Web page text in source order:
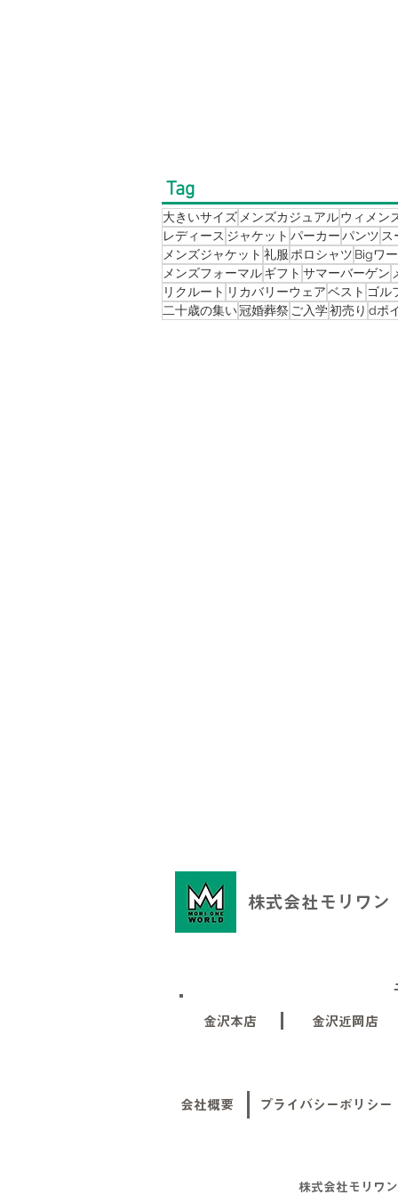
Tag
大きいサイズ メンズカジュアルウィメン
レディース ジャケット パーカーパンツ ス
メンズジャケット 礼服 ポロシャツ Bigワ
メンズフォーマルギフト サマーバーゲン
リクルート リカバリーウェアベスト ゴル
二十歳の集い冠婚葬祭 ご入学初売り dポ
株式会社モリワン
金沢本店 金沢近岡店
会社概要 プライバシーポリシー
株式会社モリワ